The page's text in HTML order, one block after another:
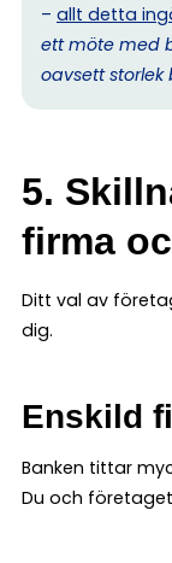
– allt detta
ett möte med
oavsett
5.
firma
Ditt val av
dig.
Enskild
Banken tittar
Du och